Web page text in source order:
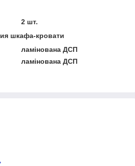
2 шт.
шкафа-кровати
ламінована ДСП
ламінована ДСП